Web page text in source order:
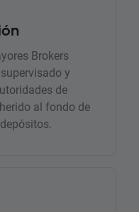
Brokers
y
de
al fondo de